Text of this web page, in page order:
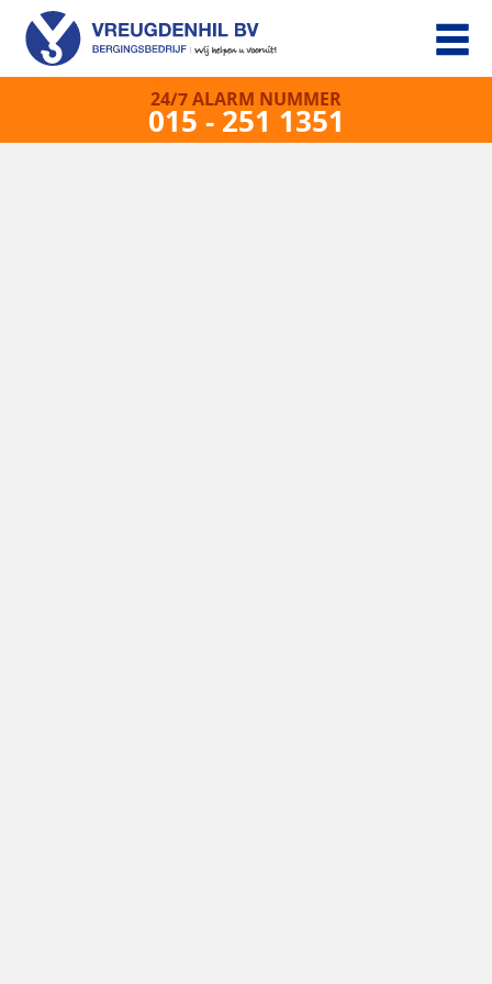
24/7 ALARM NUMMER
015 - 251 1351